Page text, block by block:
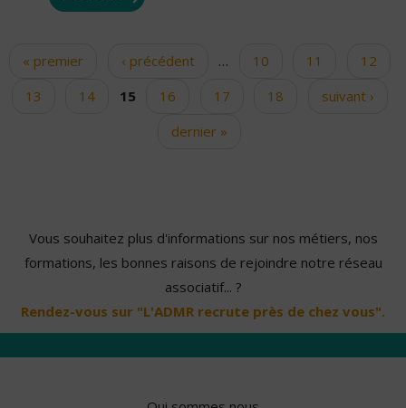
Pages
« premier ‹ précédent … 10 11
12
13
14 15 16 17 18
suivant ›
dernier »
Vous souhaitez plus d'informations sur nos métiers, nos
formations, les bonnes raisons de rejoindre notre réseau
associatif... ?
Rendez-vous sur "L'ADMR recrute près de chez vous".